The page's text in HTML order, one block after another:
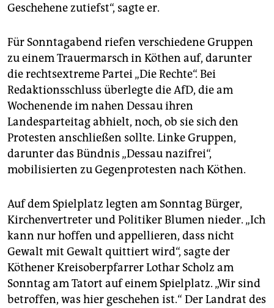
Geschehene zutiefst“, sagte er.
Für Sonntagabend riefen verschiedene Gruppen
zu einem Trauermarsch in Köthen auf, darunter
die rechtsextreme Partei „Die Rechte“. Bei
Redaktionsschluss überlegte die AfD, die am
Wochenende im nahen Dessau ihren
Landesparteitag abhielt, noch, ob sie sich den
Protesten anschließen sollte. Linke Gruppen,
darunter das Bündnis „Dessau nazifrei“,
mobilisierten zu Gegenprotesten nach Köthen.
Auf dem Spielplatz legten am Sonntag Bürger,
Kirchenvertreter und Politiker Blumen nieder. „Ich
kann nur hoffen und appellieren, dass nicht
Gewalt mit Gewalt quittiert wird“, sagte der
Köthener Kreisoberpfarrer Lothar Scholz am
Sonntag am Tatort auf einem Spielplatz. „Wir sind
betroffen, was hier geschehen ist.“ Der Landrat des